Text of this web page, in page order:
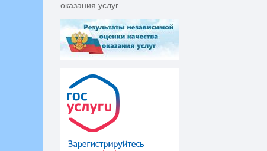
оказания услуг